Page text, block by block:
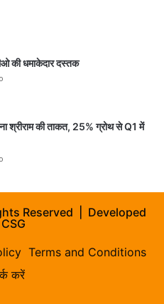
की धमाकेदार दस्तक
श्रीराम की ताकत, 25% ग्रोथ से Q1 में
Reserved | Developed
CSG
Terms and Conditions
करें